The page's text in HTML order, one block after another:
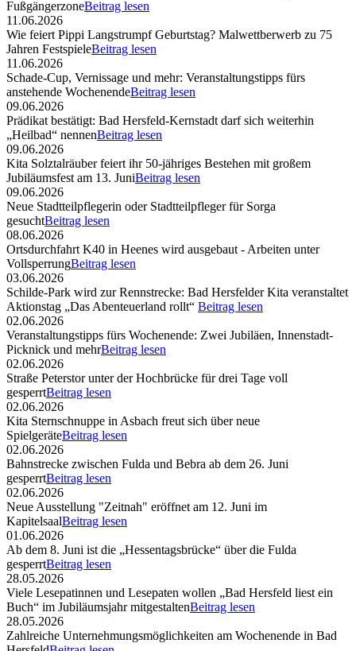
FußgängerzoneBeitrag lesen
11.06.2026
Wie feiert Pippi Langstrumpf Geburtstag? Malwettberwerb zu 75
Jahren FestspieleBeitrag lesen
11.06.2026
Schade-Cup, Vernissage und mehr: Veranstaltungstipps fürs
anstehende WochenendeBeitrag lesen
09.06.2026
Prädikat bestätigt: Bad Hersfeld-Kernstadt darf sich weiterhin
„Heilbad“ nennenBeitrag lesen
09.06.2026
Kita Solztalräuber feiert ihr 50-jähriges Bestehen mit großem
Jubiläumsfest am 13. JuniBeitrag lesen
09.06.2026
Neue Stadtteilpflegerin oder Stadtteilpfleger für Sorga
gesuchtBeitrag lesen
08.06.2026
Ortsdurchfahrt K40 in Heenes wird ausgebaut - Arbeiten unter
VollsperrungBeitrag lesen
03.06.2026
Schilde-Park wird zur Rennstrecke: Bad Hersfelder Kita veranstaltet
Aktionstag „Das Abenteuerland rollt“ Beitrag lesen
02.06.2026
Veranstaltungstipps fürs Wochenende: Zwei Jubiläen, Innenstadt-
Picknick und mehrBeitrag lesen
02.06.2026
Straße Peterstor unter der Hochbrücke für drei Tage voll
gesperrtBeitrag lesen
02.06.2026
Kita Sternschnuppe in Asbach freut sich über neue
SpielgeräteBeitrag lesen
02.06.2026
Bahnstrecke zwischen Fulda und Bebra ab dem 26. Juni
gesperrtBeitrag lesen
02.06.2026
Neue Ausstellung "Zeitnah" eröffnet am 12. Juni im
KapitelsaalBeitrag lesen
01.06.2026
Ab dem 8. Juni ist die „Hessentagsbrücke“ über die Fulda
gesperrtBeitrag lesen
28.05.2026
Viele Lesepatinnen und Lesepaten wollen „Bad Hersfeld liest ein
Buch“ im Jubiläumsjahr mitgestaltenBeitrag lesen
28.05.2026
Zahlreiche Unternehmungsmöglichkeiten am Wochenende in Bad